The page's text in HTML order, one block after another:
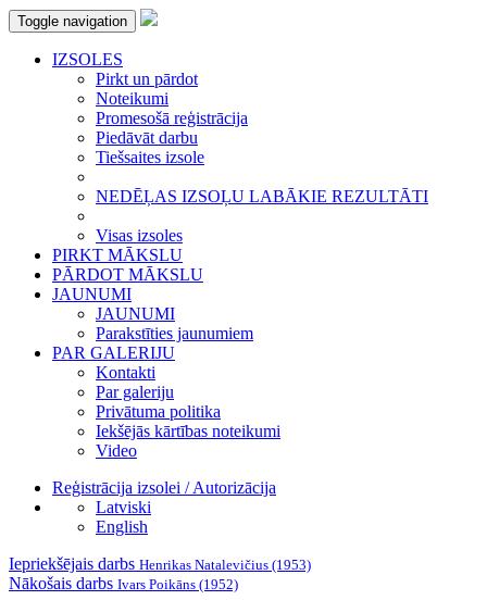
Toggle navigation
IZSOLES
Pirkt un pārdot
Noteikumi
Promesošā reģistrācija
Piedāvāt darbu
Tiešsaites izsole
NEDĒĻAS IZSOĻU LABĀKIE REZULTĀTI
Visas izsoles
PIRKT MĀKSLU
PĀRDOT MĀKSLU
JAUNUMI
JAUNUMI
Parakstīties jaunumiem
PAR GALERIJU
Kontakti
Par galeriju
Privātuma politika
Iekšējās kārtības noteikumi
Video
Reģistrācija izsolei / Autorizācija
Latviski
English
Iepriekšējais darbs Henrikas Natalevičius (1953)
Nākošais darbs Ivars Poikāns (1952)